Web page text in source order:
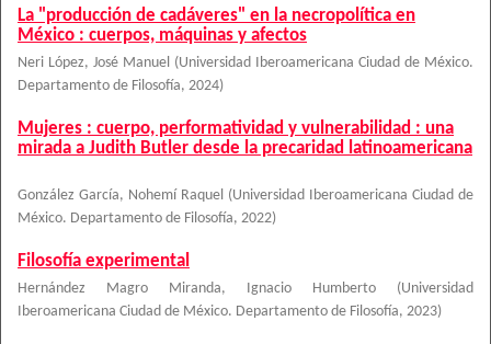
La "producción de cadáveres" en la necropolítica en
México : cuerpos, máquinas y afectos
Neri López, José Manuel (Universidad Iberoamericana Ciudad de México.
Departamento de Filosofía, 2024)
Mujeres : cuerpo, performatividad y vulnerabilidad : una
mirada a Judith Butler desde la precaridad latinoamericana
González García, Nohemí Raquel (Universidad Iberoamericana Ciudad de
México. Departamento de Filosofía, 2022)
Filosofía experimental
Hernández Magro Miranda, Ignacio Humberto (Universidad
Iberoamericana Ciudad de México. Departamento de Filosofía, 2023)